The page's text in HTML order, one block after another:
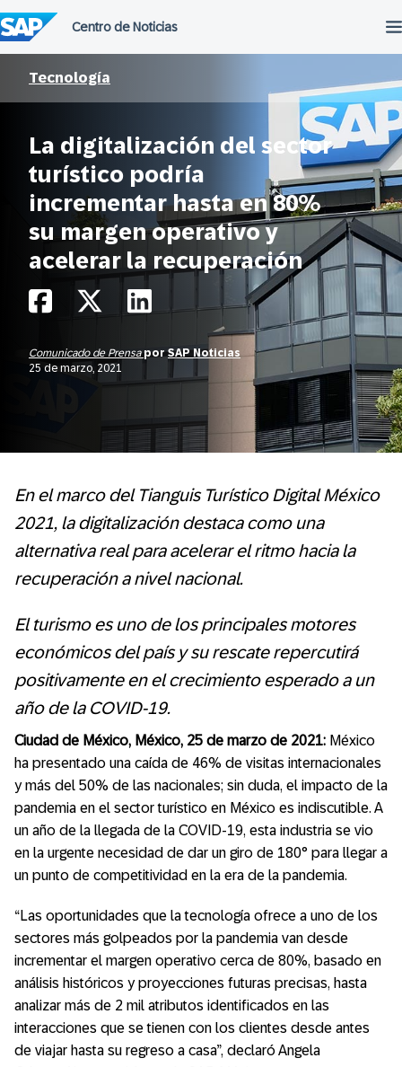
al
contenido
Tecnología
La digitalización del sector
turístico podría
incrementar hasta en 80%
su margen operativo y
acelerar la recuperación
Comunicado de PrensaporSAP Noticias
25 de marzo, 2021
En el marco del Tianguis Turístico Digital México
2021, la digitalización destaca como una
alternativa real para acelerar el ritmo hacia la
recuperación a nivel nacional.
El turismo es uno de los principales motores
económicos del país y su rescate repercutirá
positivamente en el crecimiento esperado a un
año de la COVID-19.
Ciudad de México, México, 25 de marzo de 2021: México
ha presentado una caída de 46% de visitas internacionales
y más del 50% de las nacionales; sin duda, el impacto de la
pandemia en el sector turístico en México es indiscutible. A
un año de la llegada de la COVID-19, esta industria se vio
en la urgente necesidad de dar un giro de 180° para llegar a
un punto de competitividad en la era de la pandemia.
“Las oportunidades que la tecnología ofrece a uno de los
sectores más golpeados por la pandemia van desde
incrementar el margen operativo cerca de 80%, basado en
análisis históricos y proyecciones futuras precisas, hasta
analizar más de 2 mil atributos identificados en las
interacciones que se tienen con los clientes desde antes
de viajar hasta su regreso a casa”, declaró Angela